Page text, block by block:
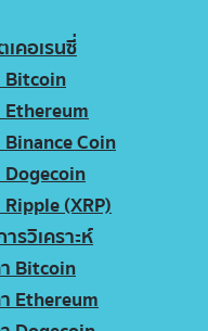
คอเรนซี่
Bitcoin
Ethereum
Coin
Dogecoin
(XRP)
รวิเคราะห์
Bitcoin
Ethereum